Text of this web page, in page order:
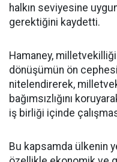
halkın seviyesine
gerektiğini kaydetti.
Hamaney,
dönüşümün ön
nitelendirerek,
bağımsızlığını
iş birliği içinde
Bu kapsamda ülkenin